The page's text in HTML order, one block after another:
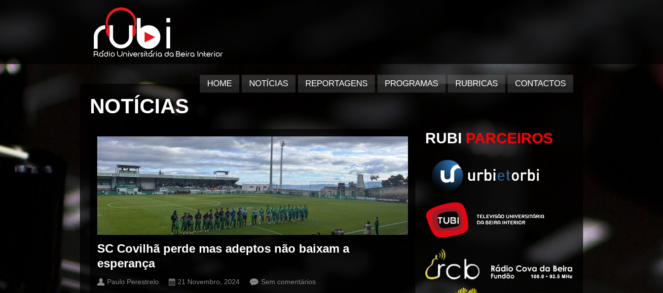
HOME NOTÍCIAS REPORTAGENS PROGRAMAS RUBRICAS CONTACTOS
NOTÍCIAS
RUBI PARCEIROS
SC Covilhã perde mas adeptos não baixam a
esperança
Paulo Perestrelo 21 Novembro, 2024
Sem comentários